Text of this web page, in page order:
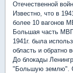
Отечественной
Известно, что в
более 10 вагонов
Большая часть
1941г. была
область и обратно
До блокады
"Большую землю".